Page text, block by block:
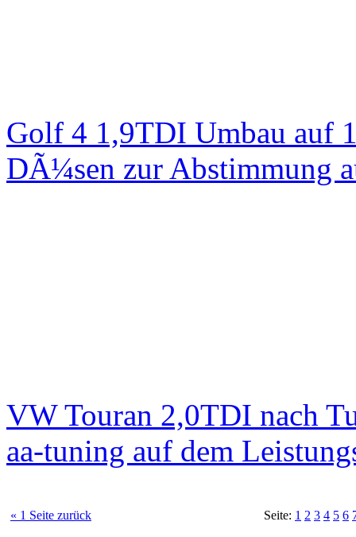
Golf 4 1,9TDI Umbau auf
DÃ¼sen zur Abstimmung
VW Touran 2,0TDI nach
aa-tuning auf dem
« 1 Seite zurück Seite: 1 2 3 4 5 6